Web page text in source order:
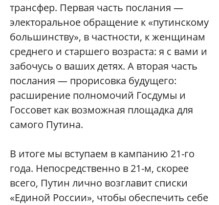
трансфер. Первая часть послания —
электоральное обращение к «путинскому
большинству», в частности, к женщинам
среднего и старшего возраста: я с вами и
забочусь о ваших детях. А вторая часть
послания — прорисовка будущего:
расширение полномочий Госдумы и
Госсовет как возможная площадка для
самого Путина.
В итоге мы вступаем в кампанию 21-го
года. Непосредственно в 21-м, скорее
всего, Путин лично возглавит списки
«Единой России», чтобы обеспечить себе